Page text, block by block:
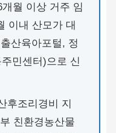
월 이상 거주 임
이내 산모가 대
산육아포털, 정
민센터)으로 신
후조리경비 지
친환경농산물